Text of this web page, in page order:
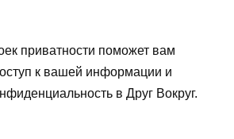
приватности поможет вам
к вашей информации и
в Друг Вокруг.